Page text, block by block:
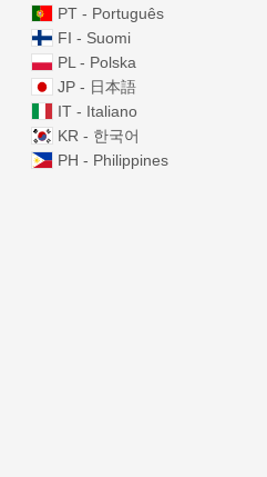
PT - Português
FI - Suomi
PL - Polska
JP - 日本語
IT - Italiano
KR - 한국어
PH - Philippines